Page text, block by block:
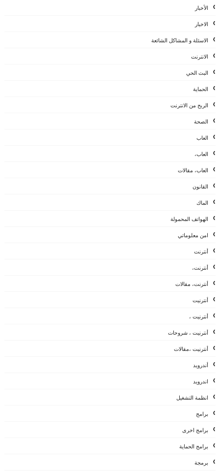
الأخبار
الاخبار
الاسئلة و المشاكل الشائعة
الانترنت
البث الحي
الحماية
الربح من الانترنت
الصحة
العاب
العاب،
العاب، مقالات
القانون
الماك
الهواتف المحمولة
امن معلوماتي
أنترنت
أنترنت،
أنترنت، مقالات
أنترنيت
أنترنيت ،
أنترنيت ، شروحات
أنترنيت ،مقالات
أندرويد
اندرويد
انظمة التشغيل
برامج
برامج اخرى
برامج الحماية
برمجة